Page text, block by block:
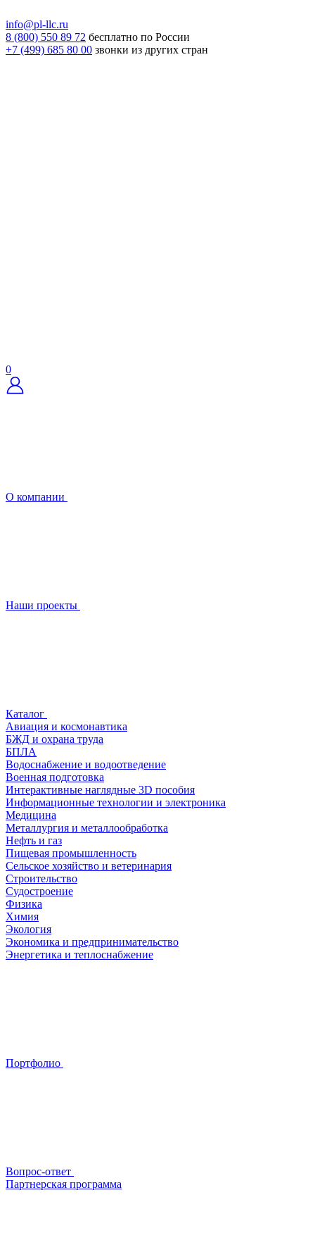
info@pl-llc.ru
8 (800) 550 89 72 бесплатно по России
+7 (499) 685 80 00 звонки из других стран
0
О компании
Наши проекты
Каталог
Авиация и космонавтика
БЖД и охрана труда
БПЛА
Водоснабжение и водоотведение
Военная подготовка
Интерактивные наглядные 3D пособия
Информационные технологии и электроника
Медицина
Металлургия и металлообработка
Нефть и газ
Пищевая промышленность
Сельское хозяйство и ветеринария
Строительство
Судостроение
Физика
Химия
Экология
Экономика и предпринимательство
Энергетика и теплоснабжение
Портфолио
Вопрос-ответ
Партнерская программа